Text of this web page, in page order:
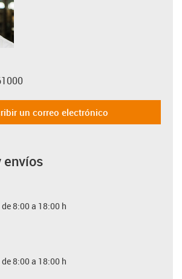
un correo electrónico
envíos
8:00 a 18:00 h
8:00 a 18:00 h